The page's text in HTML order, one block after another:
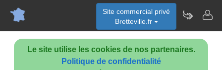
Le site utilise les cookies de nos partenaires.
Politique de confidentialité
Site commercial privé
Bretteville.fr